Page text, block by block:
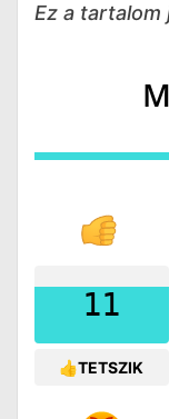
Ez a tartalom
11
👍TETSZIK